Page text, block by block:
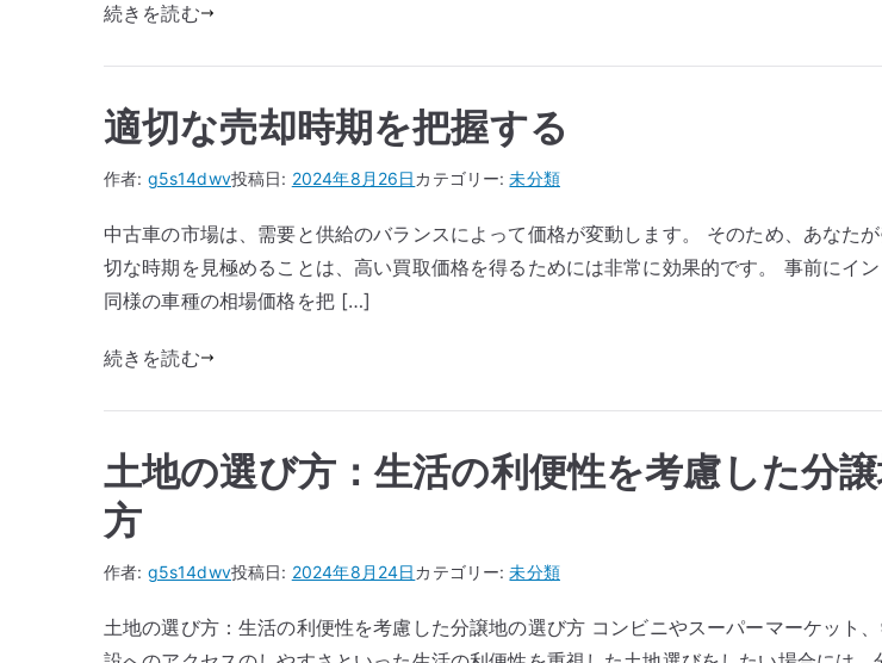
続きを読む
適切な売却時期を把握する
作者: g5s14dwv投稿日: 2024年8月26日カテゴリー:未分類
中古車の市場は、需要と供給のバランスによって価格が変動します。 そのため、あなた
切な時期を見極めることは、高い買取価格を得るためには非常に効果的です。 事前にイ
同様の車種の相場価格を把 […]
続きを読む
土地の選び方：生活の利便性を考慮した分
方
作者: g5s14dwv投稿日: 2024年8月24日カテゴリー:未分類
土地の選び方：生活の利便性を考慮した分譲地の選び方 コンビニやスーパーマーケット